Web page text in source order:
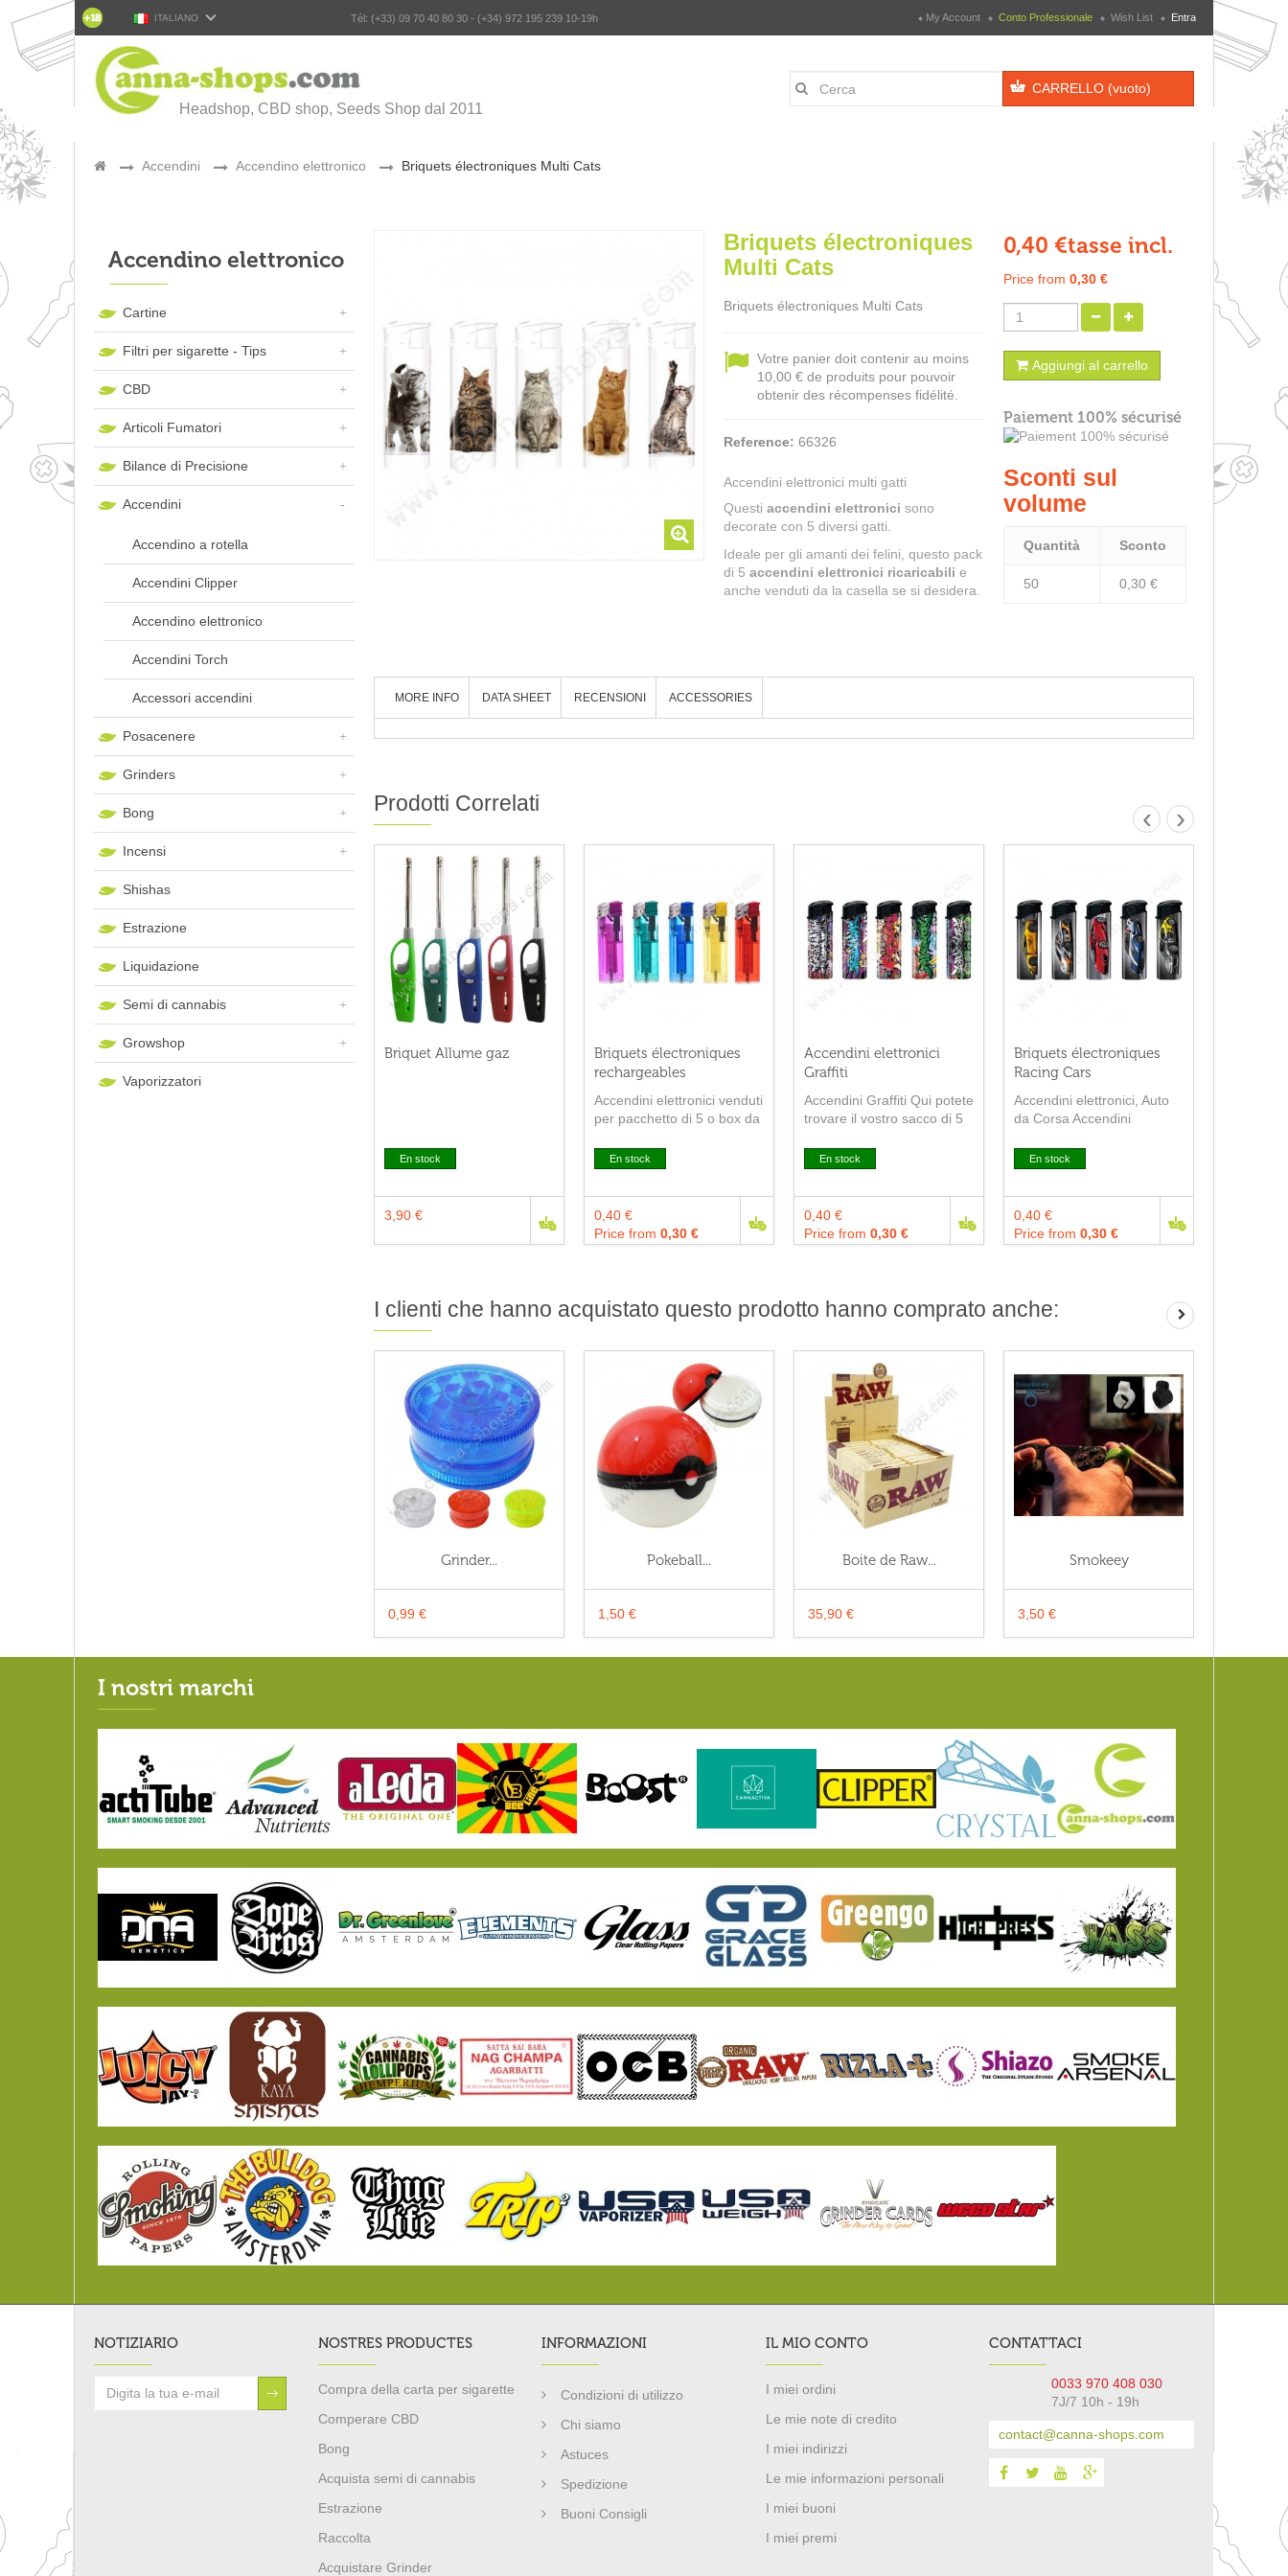
ITALIANO My Account Conto Professionale Wish List Entra
Tél: (+33) 09 70 40 80 30 - (+34) 972 195 239 10-19h
Headshop, CBD shop, Seeds Shop dal 2011
CARRELLO (vuoto)
> Accendini > Accendino elettronico > Briquets électroniques Multi Cats
Accendino elettronico
Cartine
Filtri per sigarette - Tips
CBD
Articoli Fumatori
Bilance di Precisione
Accendini
Accendino a rotella
Accendini Clipper
Accendino elettronico
Accendini Torch
Accessori accendini
Posacenere
Grinders
Bong
Incensi
Shishas
Estrazione
Liquidazione
Semi di cannabis
Growshop
Vaporizzatori
Briquets électroniques
Multi Cats
Briquets électroniques Multi Cats
Votre panier doit contenir au moins
10,00 € de produits pour pouvoir
obtenir des récompenses fidélité.
Reference: 66326
Accendini elettronici multi gatti
Questi accendini elettronici sono
decorate con 5 diversi gatti.
Ideale per gli amanti dei felini, questo pack
di 5 accendini elettronici ricaricabili e
anche venduti da la casella se si desidera.
0,40 €tasse incl.
Price from 0,30 €
Aggiungi al carrello
Paiement 100% sécurisé
Sconti sul
volume
Quantità Sconto
50 0,30 €
MORE INFO DATA SHEET RECENSIONI ACCESSORIES
Prodotti Correlati ‹ ›
Briquet Allume gaz
En stock
3,90 €
Briquets électroniques
rechargeables
Accendini elettronici venduti
per pacchetto di 5 o box da
En stock
0,40 €
Price from 0,30 €
Accendini elettronici
Graffiti
Accendini Graffiti Qui potete
trovare il vostro sacco di 5
Questi accendini...
En stock
0,40 €
Price from 0,30 €
Briquets électroniques
Racing Cars
Accendini elettronici, Auto
da Corsa Accendini
decorate auto sportive.
En stock
0,40 €
Price from 0,30 €
I clienti che hanno acquistato questo prodotto hanno comprato anche:
Grinder...
0,99 €
Pokeball...
1,50 €
Boite de Raw...
35,90 €
Smokeey
3,50 €
I nostri marchi
NOTIZIARIO NOSTRES PRODUCTES
Compra della carta per sigarette
Comperare CBD
Bong
Acquista semi di cannabis
Estrazione
Raccolta
Acquistare Grinder
INFORMAZIONI
Condizioni di utilizzo
Chi siamo
Astuces
Spedizione
Buoni Consigli
IL MIO CONTO
I miei ordini
Le mie note di credito
I miei indirizzi
Le mie informazioni personali
I miei buoni
I miei premi
CONTATTACI
0033 970 408 030
7J/7 10h - 19h
contact@canna-shops.com